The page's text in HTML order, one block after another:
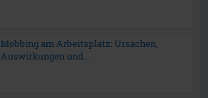
Mobbing am Arbeitsplatz: Ursachen,
Auswirkungen und...